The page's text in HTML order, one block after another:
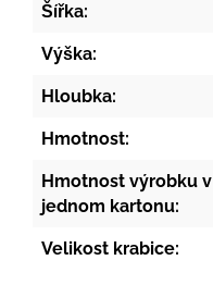
Šířka:
Výška:
Hloubka:
Hmotnost:
Hmotnost výrobku v
jednom kartonu:
Velikost krabice: